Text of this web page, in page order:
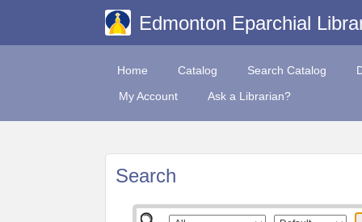
Edmonton Eparchial
Home Catalog Search Catalog
My Account
Ask a Librarian?
Search